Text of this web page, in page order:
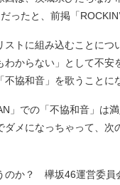
ったと、前掲「
トに組み込むことにつ
わからない」として不
協和音」を歌うことに
」での「不協和音」は
メになっちゃって、次
か？ 欅坂46運営委員